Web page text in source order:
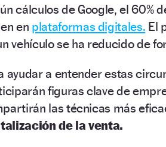
cálculos de Google, el 60%
en plataformas digitales. El
vehículo se ha reducido de
ayudar a entender estas
figuras clave de
las técnicas más
de la venta.